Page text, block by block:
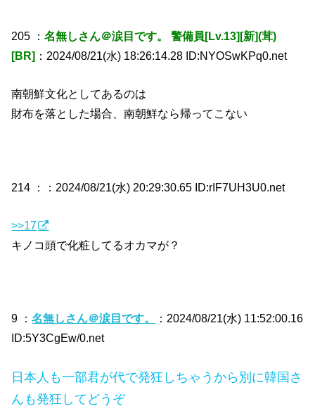
205 ：名無しさん＠涙目です。 警備員[Lv.13][新](茸)
[BR] ：2024/08/21(水) 18:26:14.28 ID:NYOSwKPq0.net
南朝鮮文化としてあるのは
財布を落とした場合、南朝鮮なら帰ってこない
214 ： ：2024/08/21(水) 20:29:30.65 ID:rIF7UH3U0.net
>>17
キノコ頭で化粧してるオカマが？
9 ：名無しさん＠涙目です。
：2024/08/21(水) 11:52:00.16
ID:5Y3CgEw/0.net
日本人も一部君が代で発狂しちゃうから別に韓国さ
んも発狂してどうぞ